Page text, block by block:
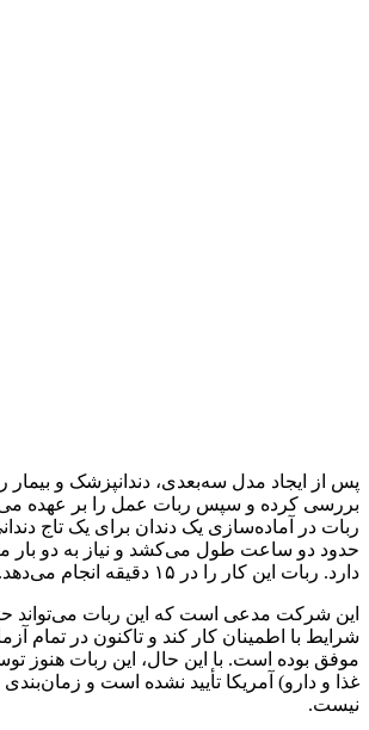
پس از ایجاد مدل سه‌بعدی، دندانپزشک و بیمار
بررسی کرده و سپس ربات عمل را بر عهده
ربات در آماده‌سازی یک دندان برای یک تاج
حدود دو ساعت طول می‌کشد و نیاز به دو بار
دارد. ربات این کار را در ۱۵ دقیقه انجام می‌دهد.
این شرکت مدعی است که این ربات می‌تواند
شرایط با اطمینان کار کند و تاکنون در تمام
غذا و دارو) آمریکا تأیید نشده است و
نیست.